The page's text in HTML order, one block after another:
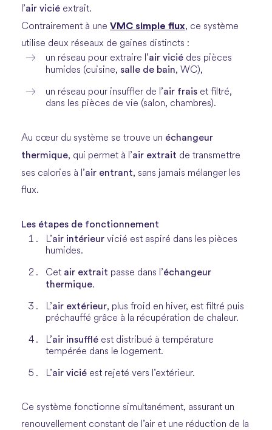
l’air vicié extrait.
Contrairement à une VMC simple flux, ce système
utilise deux réseaux de gaines distincts :
un réseau pour extraire l’air vicié des pièces
humides (cuisine, salle de bain, WC),
un réseau pour insuffler de l’air frais et filtré,
dans les pièces de vie (salon, chambres).
Au cœur du système se trouve un échangeur
thermique, qui permet à l’air extrait de transmettre
ses calories à l’air entrant, sans jamais mélanger les
flux.
Les étapes de fonctionnement
L’air intérieur vicié est aspiré dans les pièces
humides.
Cet air extrait passe dans l’échangeur
thermique.
L’air extérieur, plus froid en hiver, est filtré puis
préchauffé grâce à la récupération de chaleur.
L’air insufflé est distribué à température
tempérée dans le logement.
L’air vicié est rejeté vers l’extérieur.
Ce système fonctionne simultanément, assurant un
renouvellement constant de l’air et une réduction de la